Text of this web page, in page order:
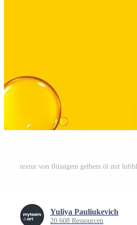
Yuliya Pauliukevich
20.608 Ressourcen